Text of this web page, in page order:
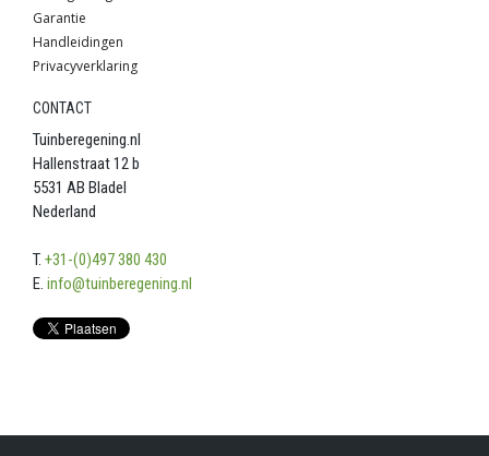
Garantie
Handleidingen
Privacyverklaring
CONTACT
Tuinberegening.nl
Hallenstraat 12 b
5531 AB Bladel
Nederland
T. +31-(0)497 380 430
E. info@tuinberegening.nl